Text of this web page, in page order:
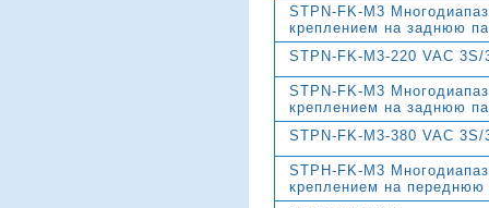
STPN-FK-M3
креплением на заднюю
STPN-FK-M3-220 VAC
STPN-FK-M3
креплением на заднюю
STPN-FK-M3-380 VAC
STPН-FK-M3
креплением на переднюю